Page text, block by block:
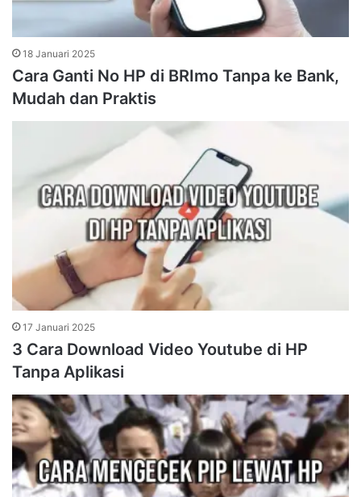
18 Januari 2025
Cara Ganti No HP di BRImo Tanpa ke Bank,
Mudah dan Praktis
17 Januari 2025
3 Cara Download Video Youtube di HP
Tanpa Aplikasi